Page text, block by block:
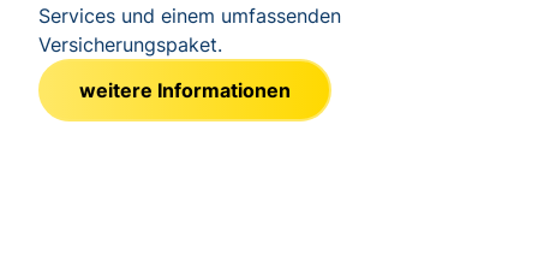
Services und einem umfassenden
Versicherungspaket.
weitere Informationen